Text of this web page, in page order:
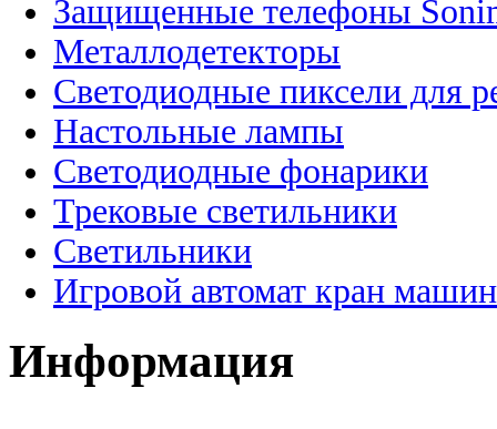
Защищенные телефоны
Металлодетекторы
Светодиодные пиксели для
Настольные лампы
Светодиодные фонарики
Трековые светильники
Светильники
Игровой автомат кран
Информация